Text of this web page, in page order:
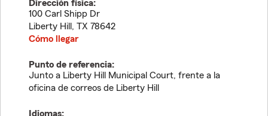
Dirección física:
100 Carl Shipp Dr
Liberty Hill , TX 78642
Cómo llegar
Punto de referencia:
Junto a Liberty Hill Municipal Court, frente a la
oficina de correos de Liberty Hill
Idiomas: